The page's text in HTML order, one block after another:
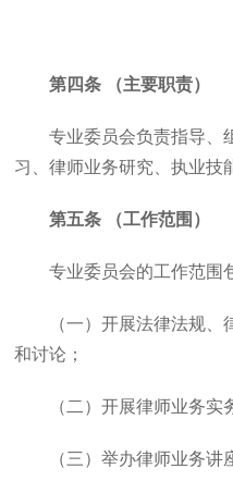
第四条 （主要职责）
专业委员会负责指导、
习、律师业务研究、执业技
第五条 （工作范围）
专业委员会的工作范围
（一）开展法律法规
和讨论；
（二）开展律师业务实
（三）举办律师业务讲